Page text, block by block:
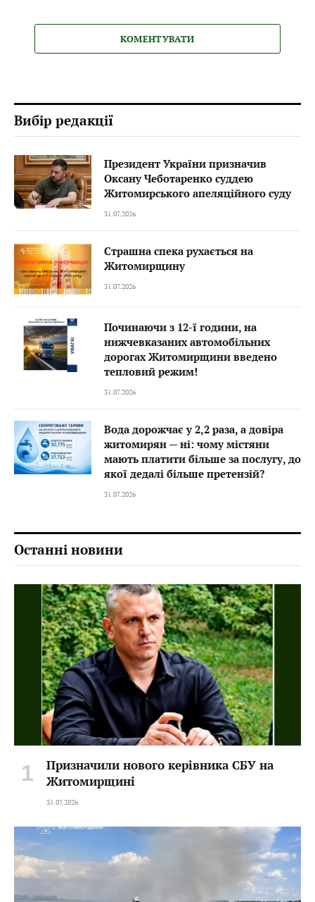
КОМЕНТУВАТИ
Вибір редакції
Президент України призначив
Оксану Чеботаренко суддею
Житомирського апеляційного суду
31.07.2026
Страшна спека рухається на
Житомирщину
31.07.2026
Починаючи з 12-ї години, на
нижчевказаних автомобільних
дорогах Житомирщини введено
тепловий режим!
31.07.2026
Вода дорожчає у 2,2 раза, а довіра
житомирян — ні: чому містяни
мають платити більше за послугу, до
якої дедалі більше претензій?
31.07.2026
Останні новини
Призначили нового керівника СБУ на
Житомирщині
31.07.2026